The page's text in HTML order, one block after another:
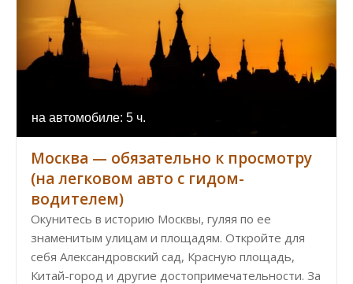
на автомобиле: 5 ч.
Москва — обязательно к просмотру
(на легковом авто с гидом-
водителем)
Окунитесь в историю Москвы, гуляя по ее
знаменитым улицам и площадям. Откройте для
себя Александровский сад, Красную площадь,
Китай-город и другие достопримечательности. За